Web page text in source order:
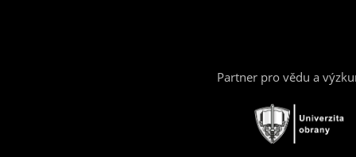
Partner pro vědu a